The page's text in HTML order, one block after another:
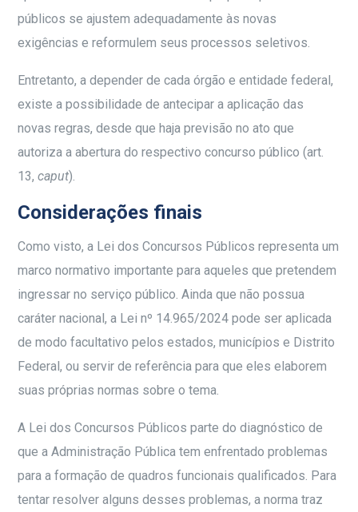
públicos se ajustem adequadamente às novas
exigências e reformulem seus processos seletivos.
Entretanto, a depender de cada órgão e entidade federal,
existe a possibilidade de antecipar a aplicação das
novas regras, desde que haja previsão no ato que
autoriza a abertura do respectivo concurso público (art.
13,caput).
Considerações finais
Como visto, a Lei dos Concursos Públicos representa um
marco normativo importante para aqueles que pretendem
ingressar no serviço público. Ainda que não possua
caráter nacional, a Lei nº 14.965/2024 pode ser aplicada
de modo facultativo pelos estados, municípios e Distrito
Federal, ou servir de referência para que eles elaborem
suas próprias normas sobre o tema.
A Lei dos Concursos Públicos parte do diagnóstico de
que a Administração Pública tem enfrentado problemas
para a formação de quadros funcionais qualificados. Para
tentar resolver alguns desses problemas, a norma traz